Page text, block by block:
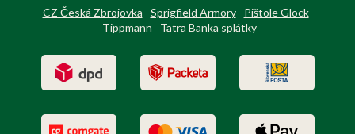
CZ Česká Zbrojovka Sprigfield Armory
Pištole Glock
Tippmann
Tatra Banka splátky